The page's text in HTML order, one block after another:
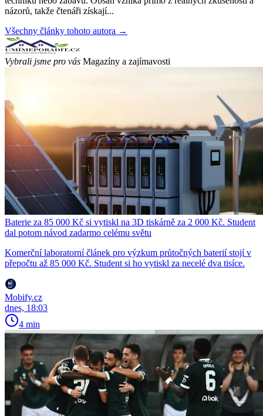
názorů, takže čtenáři získají...
Všechny články tohoto autora →
Vybrali jsme pro vás Magazíny a zajímavosti
Baterie za 85 000 Kč si vytiskl na 3D tiskárně za 2 000 Kč. Student
dal potom návod zadarmo celému světu
Komerční laboratorní článek pro výzkum průtočných baterií stojí v
přepočtu až 85 000 Kč. Student si ho vytiskl za necelé dva tisíce.
Mobify.cz
dnes, 18:03
4 min